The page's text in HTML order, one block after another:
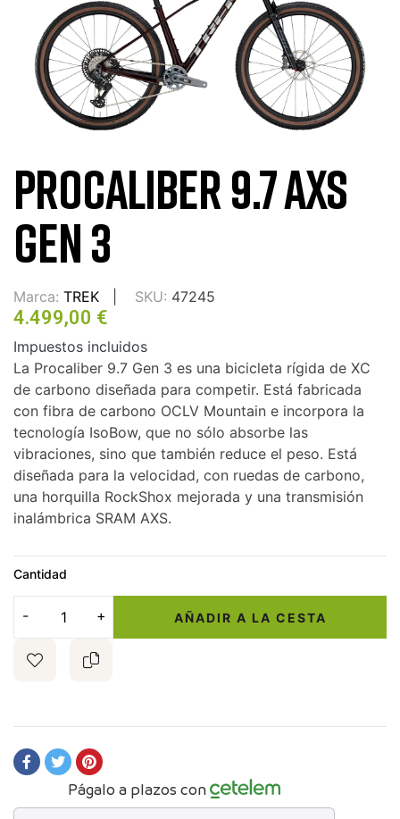
PROCALIBER 9.7 AXS
GEN 3
Marca: TREK SKU: 47245
4.499,00 €
Impuestos incluidos
La Procaliber 9.7 Gen 3 es una bicicleta rígida de XC
de carbono diseñada para competir. Está fabricada
con fibra de carbono OCLV Mountain e incorpora la
tecnología IsoBow, que no sólo absorbe las
vibraciones, sino que también reduce el peso. Está
diseñada para la velocidad, con ruedas de carbono,
una horquilla RockShox mejorada y una transmisión
inalámbrica SRAM AXS.
Cantidad
AÑADIR A LA CESTA
Págalo a plazos con